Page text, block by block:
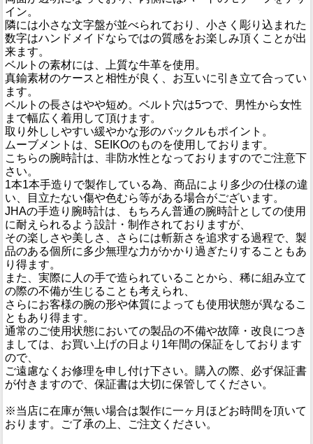
イン。
隣には小さな文字盤が並べられており、小さく彫り込まれた
数字はハンドメイドならではの質感をお楽しみ頂くことが出
来ます。
ベルトの素材には、上質な牛革を使用。
真鍮素材のケースと相性が良く、お互いに引き立て合ってい
ます。
ベルトの長さはやや短め。ベルト穴は5つで、男性から女性
まで幅広く着用して頂けます。
取り外ししやすい緩やかな形のバックルもポイント。
ムーブメントは、SEIKOのものを使用しております。
こちらの腕時計は、非防水性となっておりますのでご注意下
さい。
1本1本手造りで製作している為、商品により多少の仕様の違
い、目立たない傷や色むら等がある場合がございます。
JHAの手造り腕時計は、もちろん普通の腕時計としての使用
に耐えられるよう設計・制作されておりますが、
その楽しさや美しさ、さらには斬新さを追求する過程で、製
品のある個所に多少無理な力がかかり過ぎたりすることもあ
り得ます。
また、実際に人の手で造られていることから、稀に組み立て
の際の不備が生じることも考えられ、
さらにお客様の腕の形や体質によっても使用状態が異なるこ
ともあり得ます。
通常のご使用状態においての製品の不備や故障・改良につき
ましては、お買い上げの日より1年間の保証をしております
ので、
ご遠慮なくお修理を申し付け下さい。購入の際、必ず保証書
が付きますので、保証書は大切に保管してください。
※当店に在庫が無い場合は製作に一ヶ月ほどお時間を頂いて
おります。ご了承の上、ご注文ください。